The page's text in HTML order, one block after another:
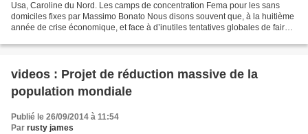
Usa, Caroline du Nord. Les camps de concentration Fema pour les sans
domiciles fixes par Massimo Bonato Nous disons souvent que, à la huitième
année de crise économique, et face à d’inutiles tentatives globales de faire
videos : Projet de réduction massive de la
population mondiale
Publié le 26/09/2014 à 11:54
Par rusty james